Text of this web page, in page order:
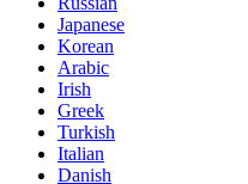
Japanese
Korean
Arabic
Irish
Greek
Turkish
Italian
Danish